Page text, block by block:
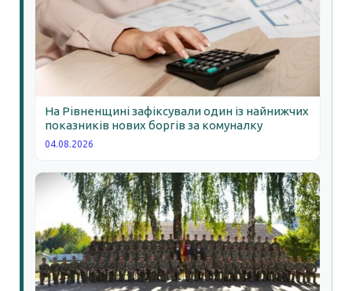
На Рівненщині зафіксували один із найнижчих
показників нових боргів за комуналку
04.08.2026